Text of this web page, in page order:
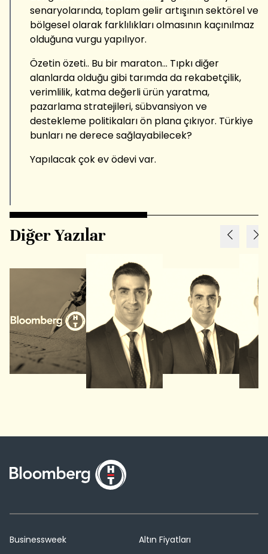
senaryolarında, toplam gelir artışının sektörel ve
bölgesel olarak farklılıkları olmasının kaçınılmaz
olduğuna vurgu yapılıyor.
Özetin özeti.. Bu bir maraton... Tıpkı diğer
alanlarda olduğu gibi tarımda da rekabetçilik,
verimlilik, katma değerli ürün yaratma,
pazarlama stratejileri, sübvansiyon ve
destekleme politikaları ön plana çıkıyor. Türkiye
bunları ne derece sağlayabilecek?
Yapılacak çok ev ödevi var.
Diğer Yazılar
Businessweek
Altın Fiyatları